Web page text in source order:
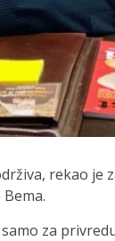
rekao je
za